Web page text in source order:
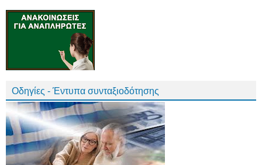
Οδηγίες - Έντυπα συνταξιοδότησης